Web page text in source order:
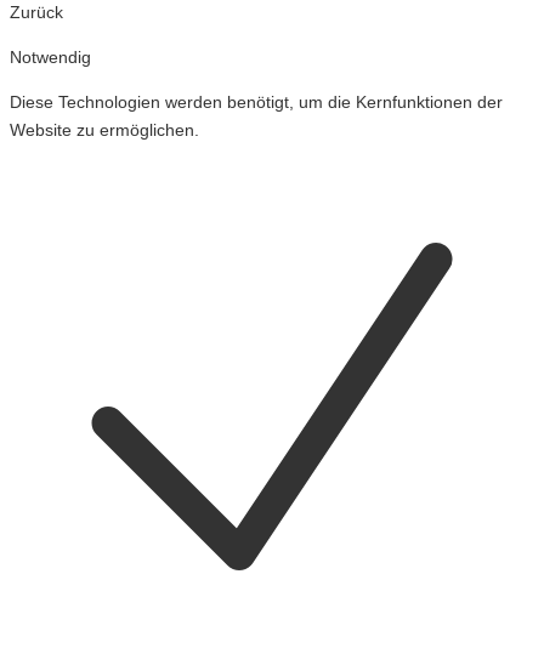
Zurück
Notwendig
Diese Technologien werden benötigt, um die Kernfunktionen der
Website zu ermöglichen.